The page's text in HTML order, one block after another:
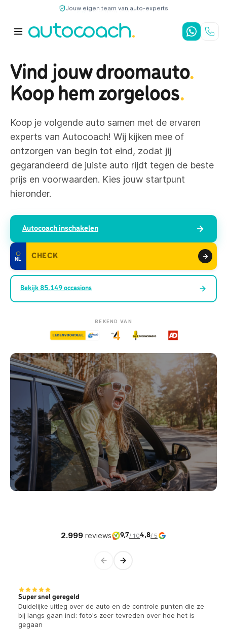
9,7/10 4,8/5
Jouw eigen team van auto-experts
Vind jouw droomauto.
Koop hem zorgeloos.
Koop je volgende auto samen met de ervaren
experts van Autocoach! Wij kijken mee of
ontzorgen van begin tot eind, zodat jij
gegarandeerd de juiste auto rijdt tegen de beste
prijs en voorwaarden. Kies jouw startpunt
hieronder.
Autocoach inschakelen
NL
Bekijk 85.149 occasions
BEKEND VAN
2.999 reviews 9,7/ 104,8/ 5
Super snel geregeld
Duidelijke uitleg over de auto en de controle punten die ze
bij langs gaan incl: foto's zeer tevreden over hoe het is
gegaan